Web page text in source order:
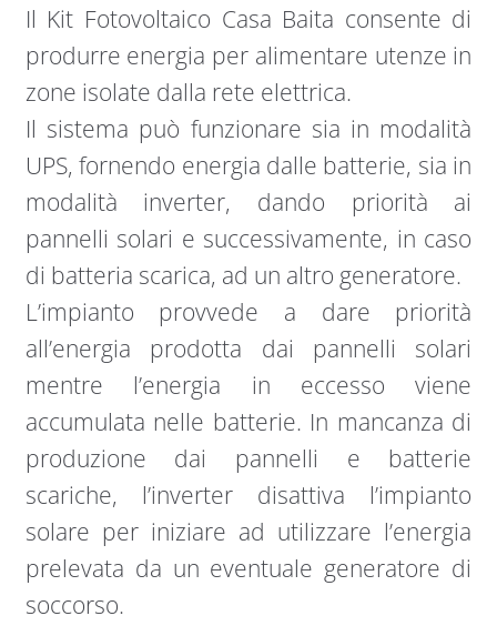
Il Kit Fotovoltaico Casa Baita consente di
produrre energia per alimentare utenze in
zone isolate dalla rete elettrica.
Il sistema può funzionare sia in modalità
UPS, fornendo energia dalle batterie, sia in
modalità inverter, dando priorità ai
pannelli solari e successivamente, in caso
di batteria scarica, ad un altro generatore.
L’impianto provvede a dare priorità
all’energia prodotta dai pannelli solari
mentre l’energia in eccesso viene
accumulata nelle batterie. In mancanza di
produzione dai pannelli e batterie
scariche, l’inverter disattiva l’impianto
solare per iniziare ad utilizzare l’energia
prelevata da un eventuale generatore di
soccorso.